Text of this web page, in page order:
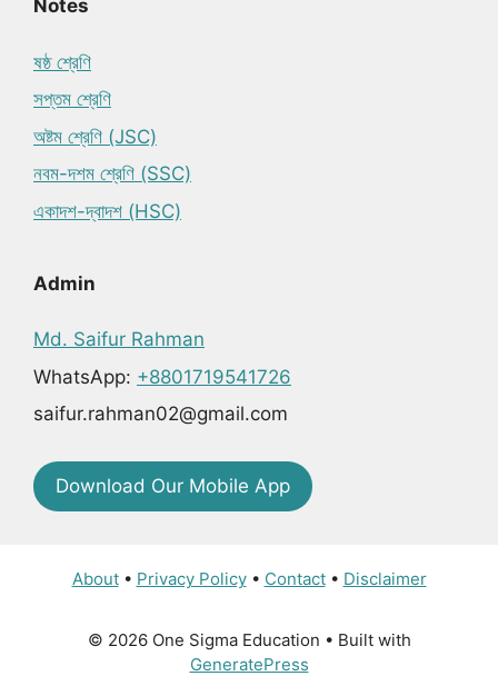
Notes
ষষ্ঠ শ্রেণি
সপ্তম শ্রেণি
অষ্টম শ্রেণি (JSC)
নবম-দশম শ্রেণি (SSC)
একাদশ-দ্বাদশ (HSC)
Admin
Md. Saifur Rahman
WhatsApp: +8801719541726
saifur.rahman02@gmail.com
Download Our Mobile App
About• Privacy Policy• Contact• Disclaimer
© 2026 One Sigma Education • Built with
GeneratePress